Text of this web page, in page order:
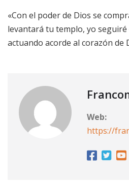
«Con el poder de Dios se
levantará tu templo, yo seguiré
actuando acorde al corazón de
Web:
https://